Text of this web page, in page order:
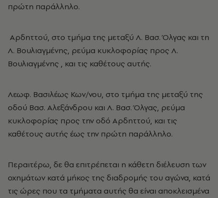
πρώτη παράλληλο.
Αρδηττού, στο τμήμα της μεταξύ Λ. Βασ. Όλγας και τη
Λ. Βουλιαγμένης, ρεύμα κυκλοφορίας προς Λ.
Βουλιαγμένης , και τις καθέτους αυτής.
Λεωφ. Βασιλέως Κων/νου, στο τμήμα της μεταξύ της
οδού Βασ. Αλεξάνδρου και Λ. Βασ. Όλγας, ρεύμα
κυκλοφορίας προς την οδό Αρδηττού, και τις
καθέτους αυτής έως την πρώτη παράλληλο.
Περαιτέρω, δε θα επιτρέπεται η κάθετη διέλευση των
οχημάτων κατά μήκος της διαδρομής του αγώνα, κατά
τις ώρες που τα τμήματα αυτής θα είναι αποκλεισμένα